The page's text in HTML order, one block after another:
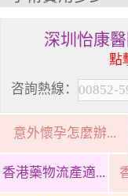
深圳怡康
點
咨詢熱線：
意外懷孕怎麼辦...
香港藥物流產適...